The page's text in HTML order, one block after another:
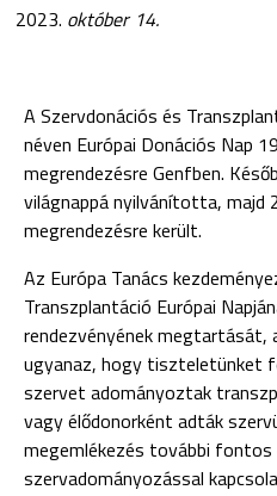
október 14.
A Szervdonációs és
néven Európai Donációs Nap
megrendezésre Genfben.
világnappá nyilvánította,
megrendezésre került.
Az Európa Tanács
Transzplantáció Európai
rendezvényének megtartását,
ugyanaz, hogy tiszteletünket
szervet adományoztak
vagy élődonorként adták
megemlékezés további
szervadományozással